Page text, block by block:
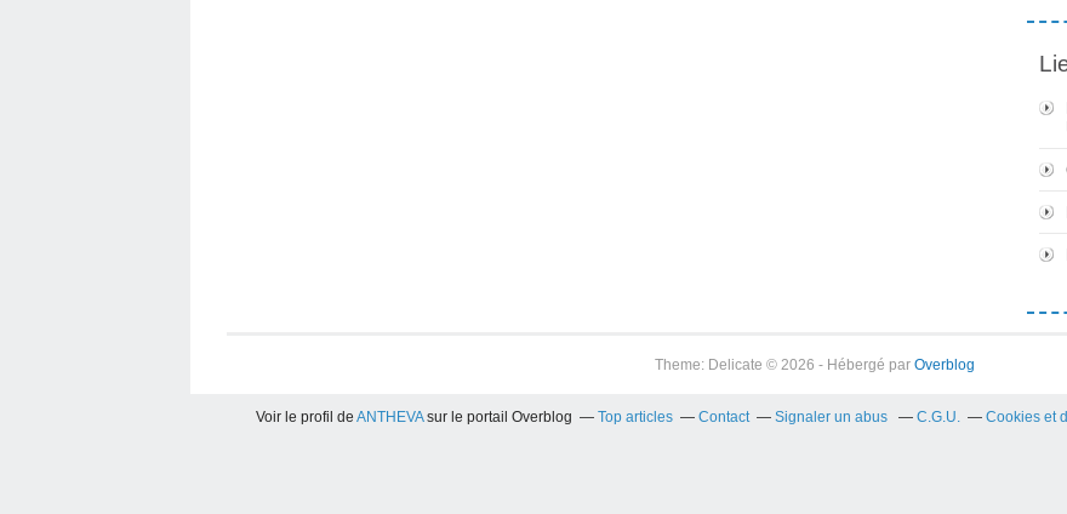
Theme: Delicate © 2026 - Hébergé par Overblog
Voir le profil de ANTHEVAsur le portail Overblog Top articles Contact Signaler un abus C.G.U. Cookies et